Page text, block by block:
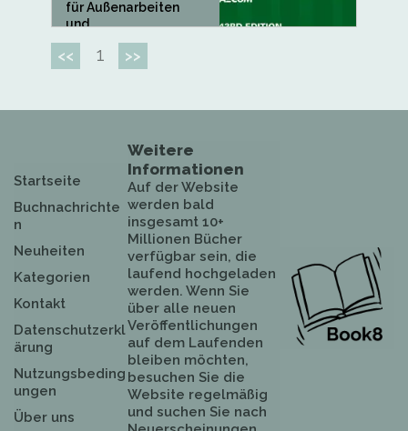
für Außenarbeiten
und...
<< 1 >>
Startseite
Buchnachrichte
n
Neuheiten
Kategorien
Kontakt
Datenschutzerkl
ärung
Nutzungsbeding
ungen
Über uns
Weitere
Informationen
Auf der Website
werden bald
insgesamt 10+
Millionen Bücher
verfügbar sein, die
laufend hochgeladen
werden. Wenn Sie
über alle neuen
Veröffentlichungen
auf dem Laufenden
bleiben möchten,
besuchen Sie die
Website regelmäßig
und suchen Sie nach